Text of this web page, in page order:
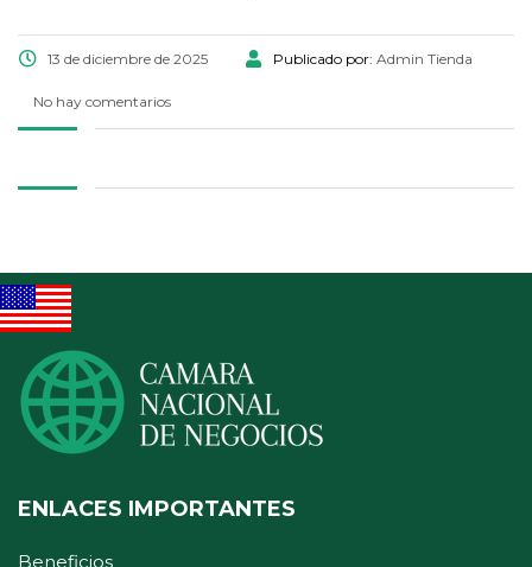
13 de diciembre de 2025 Publicado por: Admin Tienda
No hay comentarios
ENLACES IMPORTANTES
Beneficios